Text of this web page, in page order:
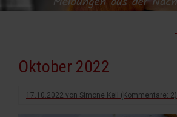
Oktober 2022
17.10.2022 von Simone Keil (Kommentare: 2)